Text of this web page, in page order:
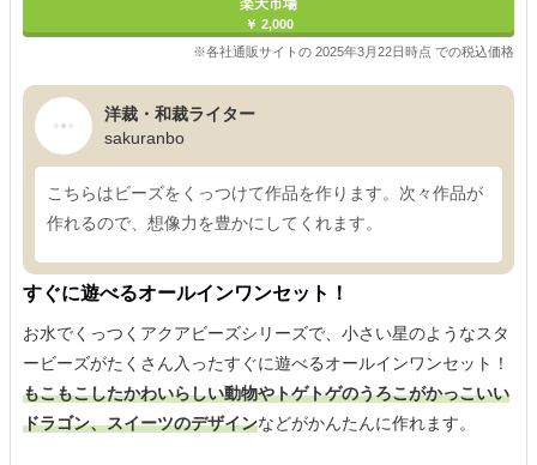
楽天市場
￥ 2,000
※各社通販サイトの 2025年3月22日時点 での税込価格
洋裁・和裁ライター
sakuranbo
こちらはビーズをくっつけて作品を作ります。次々作品が
作れるので、想像力を豊かにしてくれます。
すぐに遊べるオールインワンセット！
お水でくっつくアクアビーズシリーズで、小さい星のようなスタ
ービーズがたくさん入ったすぐに遊べるオールインワンセット！
もこもこしたかわいらしい動物やトゲトゲのうろこがかっこいい
ドラゴン、スイーツのデザインなどがかんたんに作れます。